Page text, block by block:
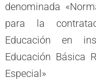
denominada
para la
Educación en
Educación Básica
Especial»